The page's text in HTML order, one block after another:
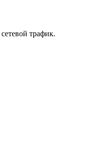
трафик.